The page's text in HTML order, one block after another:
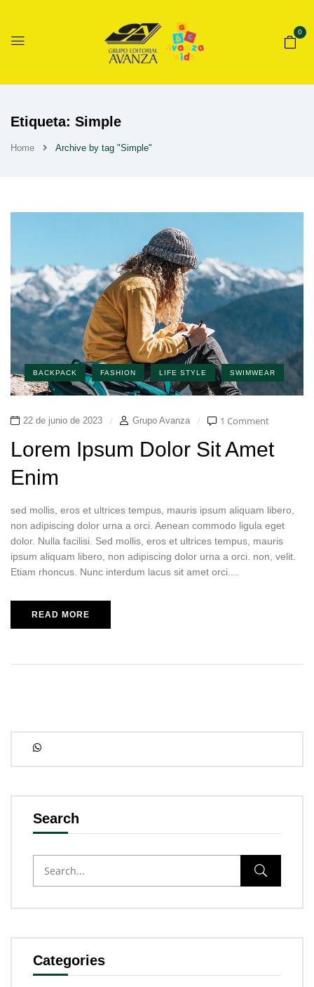
0
Etiqueta: Simple
Home Archive by tag "Simple"
Search
Categories
BACKPACK FASHION LIFE STYLE SWIMWEAR
22 de junio de 2023 Grupo Avanza 1 Comment
Lorem Ipsum Dolor Sit Amet
Enim
sed mollis, eros et ultrices tempus, mauris ipsum aliquam libero,
non adipiscing dolor urna a orci. Aenean commodo ligula eget
dolor. Nulla facilisi. Sed mollis, eros et ultrices tempus, mauris
ipsum aliquam libero, non adipiscing dolor urna a orci. non, velit.
Etiam rhoncus. Nunc interdum lacus sit amet orci....
READ MORE